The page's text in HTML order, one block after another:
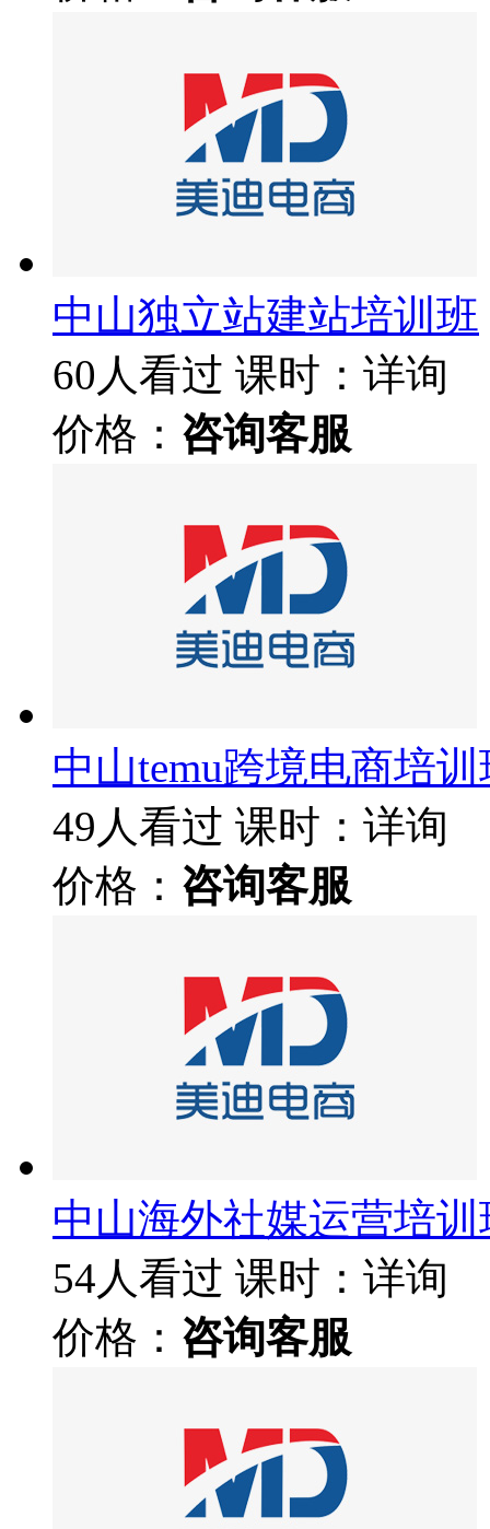
中山独立站建站培训班
60人看过 课时：详询
价格： 咨询客服
中山temu跨境电商培训
49人看过 课时：详询
价格： 咨询客服
中山海外社媒运营培训
54人看过 课时：详询
价格： 咨询客服